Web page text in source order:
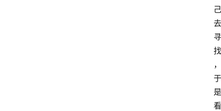
己
去
寻
找
，
于
是
看